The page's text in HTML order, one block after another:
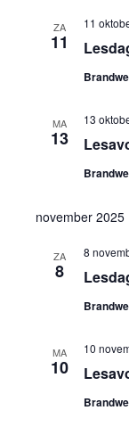
ZA
11
11
MA
13
13
november 2025
ZA
8
8
MA
10
10